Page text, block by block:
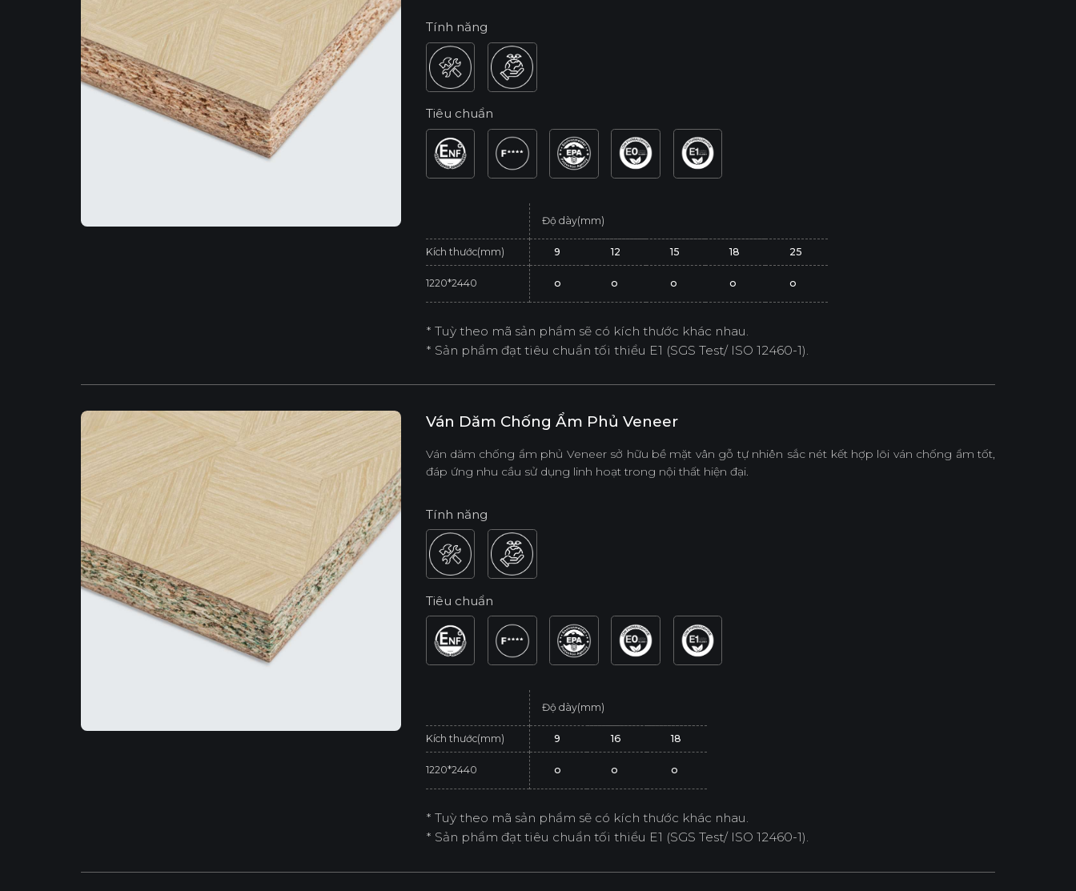
Tính năng
Tiêu chuẩn
Độ dày(mm)
Kích thước(mm) 9 12 15 18 25
1220*2440 o o o o o
* Tuỳ theo mã sản phẩm sẽ có kích thước khác nhau.
* Sản phẩm đạt tiêu chuẩn tối thiểu E1 (SGS Test/ ISO 12460-1).
Ván Dăm Chống Ẩm Phủ Veneer
Ván dăm chống ẩm phủ Veneer sở hữu bề mặt vân gỗ tự nhiên sắc nét kết hợp lõi ván chống ẩm tốt,
đáp ứng nhu cầu sử dụng linh hoạt trong nội thất hiện đại.
Tính năng
Tiêu chuẩn
Độ dày(mm)
Kích thước(mm) 9 16 18
1220*2440 o o o
* Tuỳ theo mã sản phẩm sẽ có kích thước khác nhau.
* Sản phẩm đạt tiêu chuẩn tối thiểu E1 (SGS Test/ ISO 12460-1).